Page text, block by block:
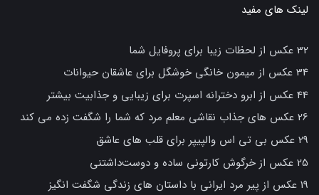
لینک های مفید
32 عکس از لحظات زیبا برای پروفایل شما
34 عکس از میمون خانگی خوشگل برای عاشقان حیوانات
44 عکس از ابرو دخترانه اسپرت برای زیبایی و جذابیت بیشتر
26 عکس های جذاب نقاشی معلم مرد که شما را شگفت زده می کند
29 عکس بی تی اس والپیپر برای قلب های عاشق
25 عکس از خرگوش کارتونی ساده و دوست‌داشتنی
19 عکس از پیر مرد ایرانی با داستان های زندگی شگفت انگیز